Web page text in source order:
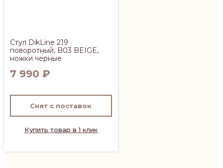
Стул DikLine 219
поворотный, B03 BEIGE,
ножки черные
7 990 ₽
Снят с поставок
Купить товар в 1 клик